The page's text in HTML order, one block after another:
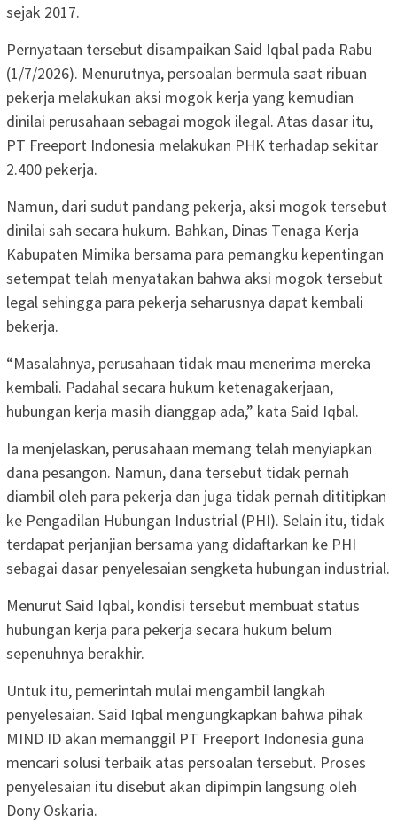
sejak 2017.
Pernyataan tersebut disampaikan Said Iqbal pada Rabu
(1/7/2026). Menurutnya, persoalan bermula saat ribuan
pekerja melakukan aksi mogok kerja yang kemudian
dinilai perusahaan sebagai mogok ilegal. Atas dasar itu,
PT Freeport Indonesia melakukan PHK terhadap sekitar
2.400 pekerja.
Namun, dari sudut pandang pekerja, aksi mogok tersebut
dinilai sah secara hukum. Bahkan, Dinas Tenaga Kerja
Kabupaten Mimika bersama para pemangku kepentingan
setempat telah menyatakan bahwa aksi mogok tersebut
legal sehingga para pekerja seharusnya dapat kembali
bekerja.
“Masalahnya, perusahaan tidak mau menerima mereka
kembali. Padahal secara hukum ketenagakerjaan,
hubungan kerja masih dianggap ada,” kata Said Iqbal.
Ia menjelaskan, perusahaan memang telah menyiapkan
dana pesangon. Namun, dana tersebut tidak pernah
diambil oleh para pekerja dan juga tidak pernah dititipkan
ke Pengadilan Hubungan Industrial (PHI). Selain itu, tidak
terdapat perjanjian bersama yang didaftarkan ke PHI
sebagai dasar penyelesaian sengketa hubungan industrial.
Menurut Said Iqbal, kondisi tersebut membuat status
hubungan kerja para pekerja secara hukum belum
sepenuhnya berakhir.
Untuk itu, pemerintah mulai mengambil langkah
penyelesaian. Said Iqbal mengungkapkan bahwa pihak
MIND ID akan memanggil PT Freeport Indonesia guna
mencari solusi terbaik atas persoalan tersebut. Proses
penyelesaian itu disebut akan dipimpin langsung oleh
Dony Oskaria.